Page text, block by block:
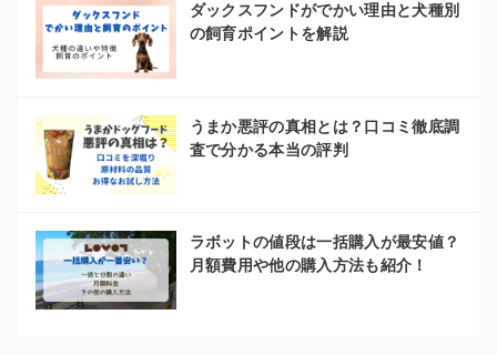
ダックスフンドがでかい理由と犬種別
の飼育ポイントを解説
うまか悪評の真相とは？口コミ徹底調
査で分かる本当の評判
ラボットの値段は一括購入が最安値？
月額費用や他の購入方法も紹介！